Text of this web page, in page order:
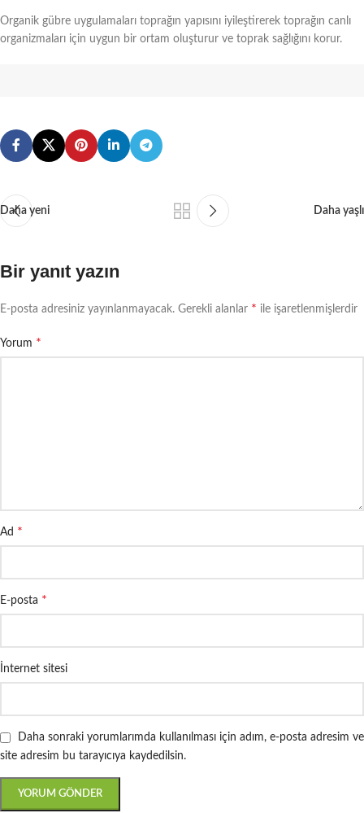
Organik gübre uygulamaları toprağın yapısını iyileştirerek toprağın canlı
organizmaları için uygun bir ortam oluşturur ve toprak sağlığını korur.
Daha yeni Daha yaşlı
Bir yanıt yazın
E-posta adresiniz yayınlanmayacak. Gerekli alanlar * ile işaretlenmişlerdir
Yorum *
Ad *
E-posta *
İnternet sitesi
Daha sonraki yorumlarımda kullanılması için adım, e-posta adresim ve
site adresim bu tarayıcıya kaydedilsin.